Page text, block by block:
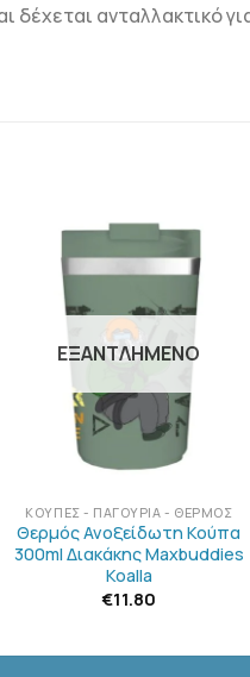
δέχεται ανταλλακτικό
ΠΡΟΣΘΉΚΗ
ΣΤΗΝ
ΛΊΣΤΑ
ΕΞΑΝΤΛΗΜΈΝΟ
ΚΟΎΠΕΣ - ΠΑΓΟΎΡΙΑ - ΘΕΡΜΌΣ
Θερμός Ανοξείδωτη Κούπα
300ml Διακάκης Maxbuddies
Koalla
€11.80